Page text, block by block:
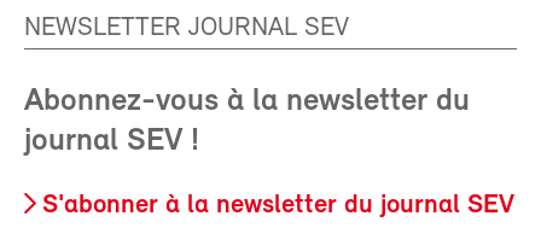
NEWSLETTER JOURNAL SEV
Abonnez-vous à la newsletter du
journal SEV !
S'abonner à la newsletter du journal SEV